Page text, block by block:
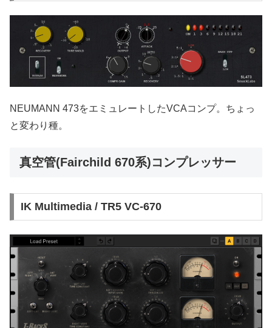
NEUMANN 473をエミュレートしたVCAコンプ。ちょっ
と変わり種。
真空管(Fairchild 670系)コンプレッサー
IK Multimedia / TR5 VC-670